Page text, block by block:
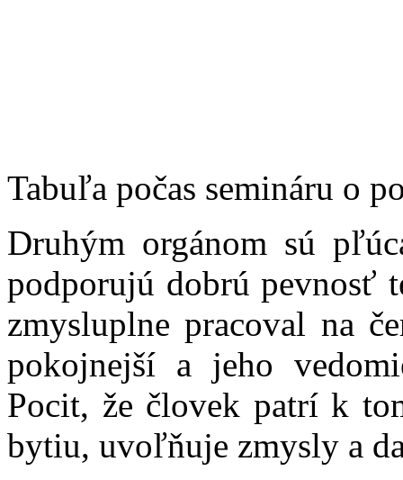
Tabuľa počas semináru o
Druhým orgánom sú
podporujú dobrú pevnosť
zmysluplne pracoval na
pokojnejší a jeho
Pocit, že človek patrí k
bytiu, uvoľňuje zmysly a